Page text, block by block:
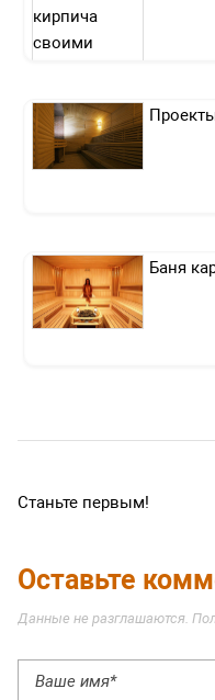
Баня
Станьте первым!
Оставьте
Данные не разглашаются.